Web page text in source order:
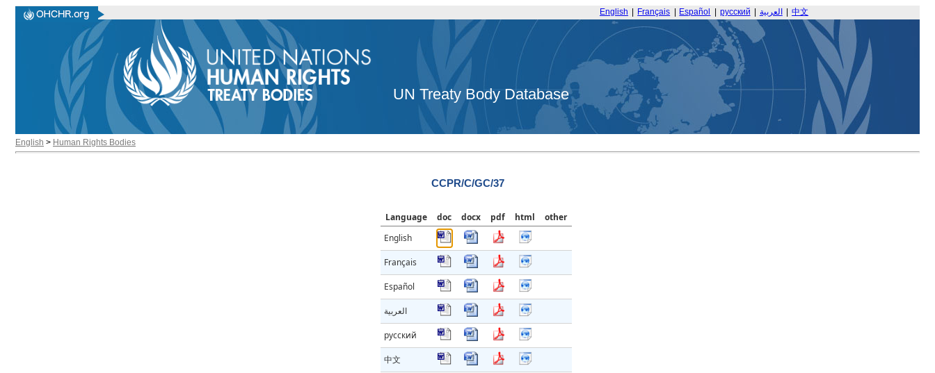
English Français Español русский العربية 中文
UN Treaty Body Database
English > Human Rights Bodies
CCPR/C/GC/37
Language doc docx pdf html
other
English
Français
Español
العربية
русский
中文